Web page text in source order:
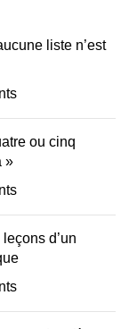
liste n’est
ou cinq
»
d’un